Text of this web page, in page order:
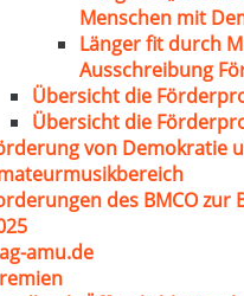
Menschen mit
Länger fit durch
Ausschreibung
Übersicht die
Übersicht die
von Demokratie
des BMCO zur
amu.de